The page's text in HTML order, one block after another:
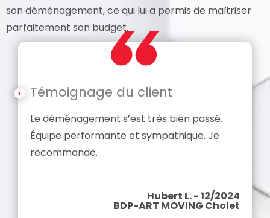
son déménagement, ce qui lui a permis de maîtriser
parfaitement son budget.
Témoignage du client
Le déménagement s’est très bien passé.
Équipe performante et sympathique. Je
recommande.
Hubert L. - 12/2024
BDP-ART MOVING Cholet